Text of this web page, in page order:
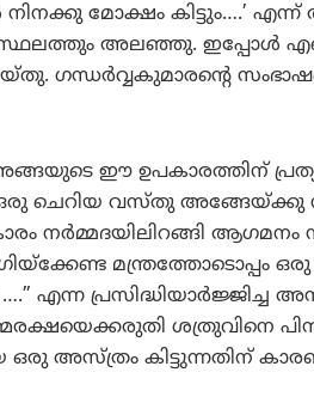
നിനക്കു മോക്ഷം കിട്ടും….’
അലഞ്ഞു. ഇപ്പോള്‍ എന്റെ
ഗന്ധര്‍വ്വകുമാരന്റെ
ഈ ഉപകാരത്തിന്
ചെറിയ വസ്തു അങ്ങേയ്ക്കു
നര്‍മ്മദയിലിറങ്ങി
മന്ത്രത്തോടൊപ്പം
എന്ന പ്രസിദ്ധിയാര്‍ജ്ജിച്ച
ശത്രുവിനെ
ഒരു അസ്ത്രം കിട്ടുന്നതിന്